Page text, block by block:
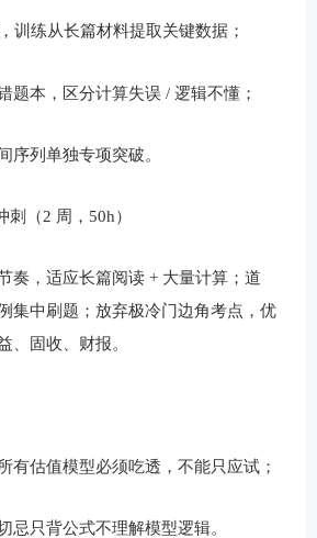
训练从长篇材料提取关键数据；
题本，区分计算失误 / 逻辑不懂；
序列单独专项突破。
（2 周，50h）
奏，适应长篇阅读 + 大量计算；道
集中刷题；放弃极冷门边角考点，优
、固收、财报。
有估值模型必须吃透，不能只应试；
忌只背公式不理解模型逻辑。